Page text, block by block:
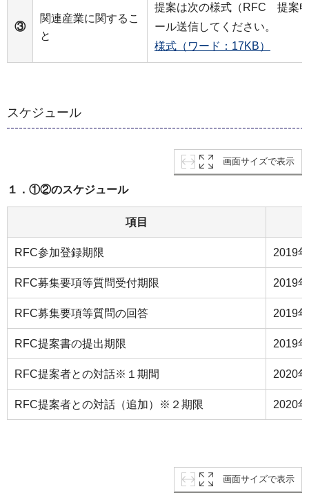
③
関連産業に関するこ
と
提案は次の様式（RFC 提案
ール送信してください。
様式（ワード：17KB）
スケジュール
画面サイズで表示
１．①②のスケジュール
項目
RFC参加登録期限 2019
RFC募集要項等質問受付期限 2019
RFC募集要項等質問の回答 2019
RFC提案書の提出期限 2019
RFC提案者との対話※１期間 2020
RFC提案者との対話（追加）※２期限 2020
画面サイズで表示